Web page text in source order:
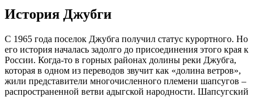
История Джубги
С 1965 года поселок Джубга получил статус курортного. Но
его история началась задолго до присоединения этого края к
России. Когда-то в горных районах долины реки Джубга,
которая в одном из переводов звучит как «долина ветров»,
жили представители многочисленного племени шапсугов –
распространенной ветви адыгской народности. Шапсугский